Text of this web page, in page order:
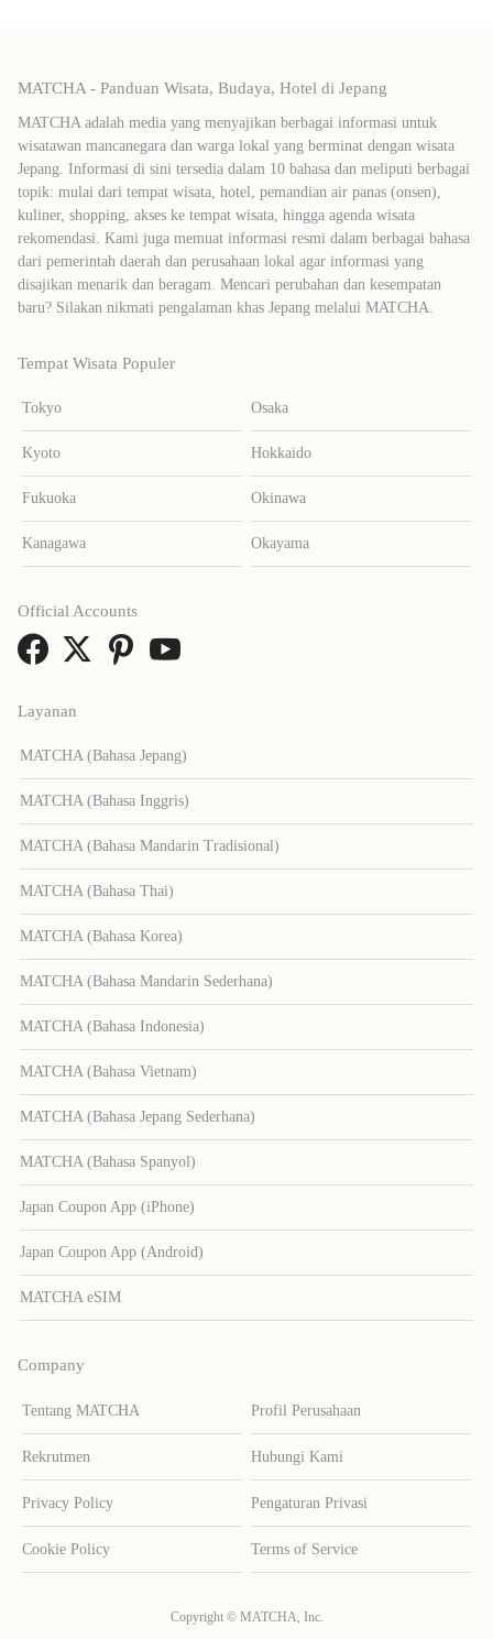
MATCHA - Panduan Wisata, Budaya, Hotel di Jepang
MATCHA adalah media yang menyajikan berbagai informasi untuk
wisatawan mancanegara dan warga lokal yang berminat dengan wisata
Jepang. Informasi di sini tersedia dalam 10 bahasa dan meliputi berbagai
topik: mulai dari tempat wisata, hotel, pemandian air panas (onsen),
kuliner, shopping, akses ke tempat wisata, hingga agenda wisata
rekomendasi. Kami juga memuat informasi resmi dalam berbagai bahasa
dari pemerintah daerah dan perusahaan lokal agar informasi yang
disajikan menarik dan beragam. Mencari perubahan dan kesempatan
baru? Silakan nikmati pengalaman khas Jepang melalui MATCHA.
Tempat Wisata Populer
Tokyo Osaka
Kyoto Hokkaido
Fukuoka Okinawa
Kanagawa Okayama
Layanan
MATCHA (Bahasa Jepang)
MATCHA (Bahasa Inggris)
MATCHA (Bahasa Mandarin Tradisional)
MATCHA (Bahasa Thai)
MATCHA (Bahasa Korea)
MATCHA (Bahasa Mandarin Sederhana)
MATCHA (Bahasa Indonesia)
MATCHA (Bahasa Vietnam)
MATCHA (Bahasa Jepang Sederhana)
MATCHA (Bahasa Spanyol)
Japan Coupon App (iPhone)
Japan Coupon App (Android)
MATCHA eSIM
Company
Tentang MATCHA Profil Perusahaan
Rekrutmen Hubungi Kami
Privacy Policy Pengaturan Privasi
Cookie Policy Terms of Service
Official Accounts
Copyright © MATCHA, Inc.